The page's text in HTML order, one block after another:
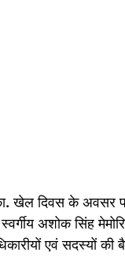
खेल दिवस के अवसर
अशोक सिंह
एवं सदस्यों